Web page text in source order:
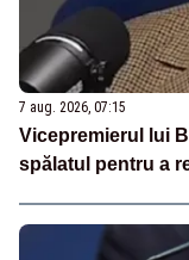
7 aug. 2026, 07:15
Vicepremierul lui
spălatul pentru a